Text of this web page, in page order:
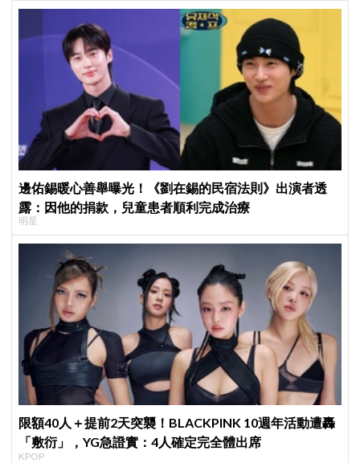
邊佑錫暖心善舉曝光！《劉在錫的民宿法則》出演者透
露：因他的捐款，兒童患者順利完成治療
明星
限額40人＋提前2天突襲！BLACKPINK 10週年活動遭轟
「敷衍」，YG急證實：4人確定完全體出席
KPOP